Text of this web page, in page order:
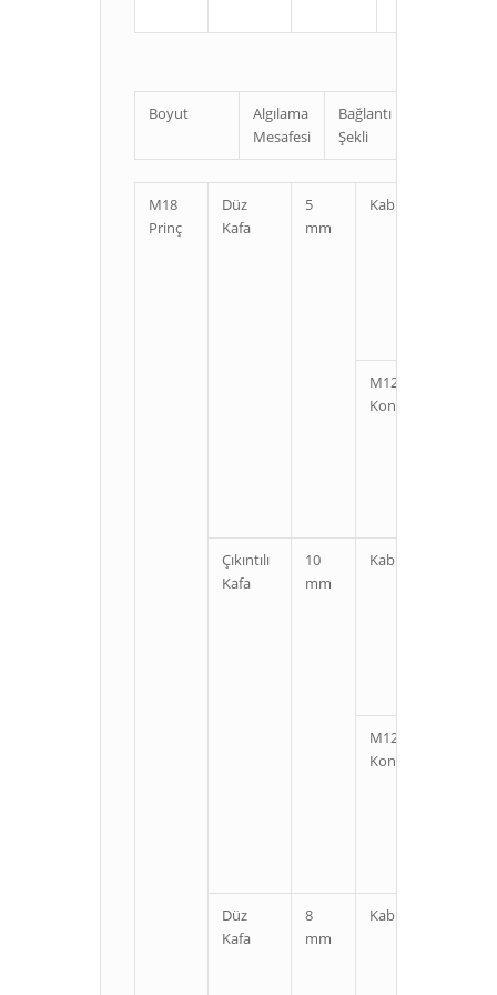
Boyut
Algılama
Mesafesi
Bağlantı
Şekli
M18
Prinç
Düz
Kafa
5
mm
Kablolu
M12
Konnektörlü
Çıkıntılı
Kafa
10
mm
Kablolu
M12
Konnektörlü
Düz
Kafa
8
mm
Kablolu